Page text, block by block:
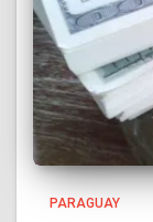
PARAGUAY